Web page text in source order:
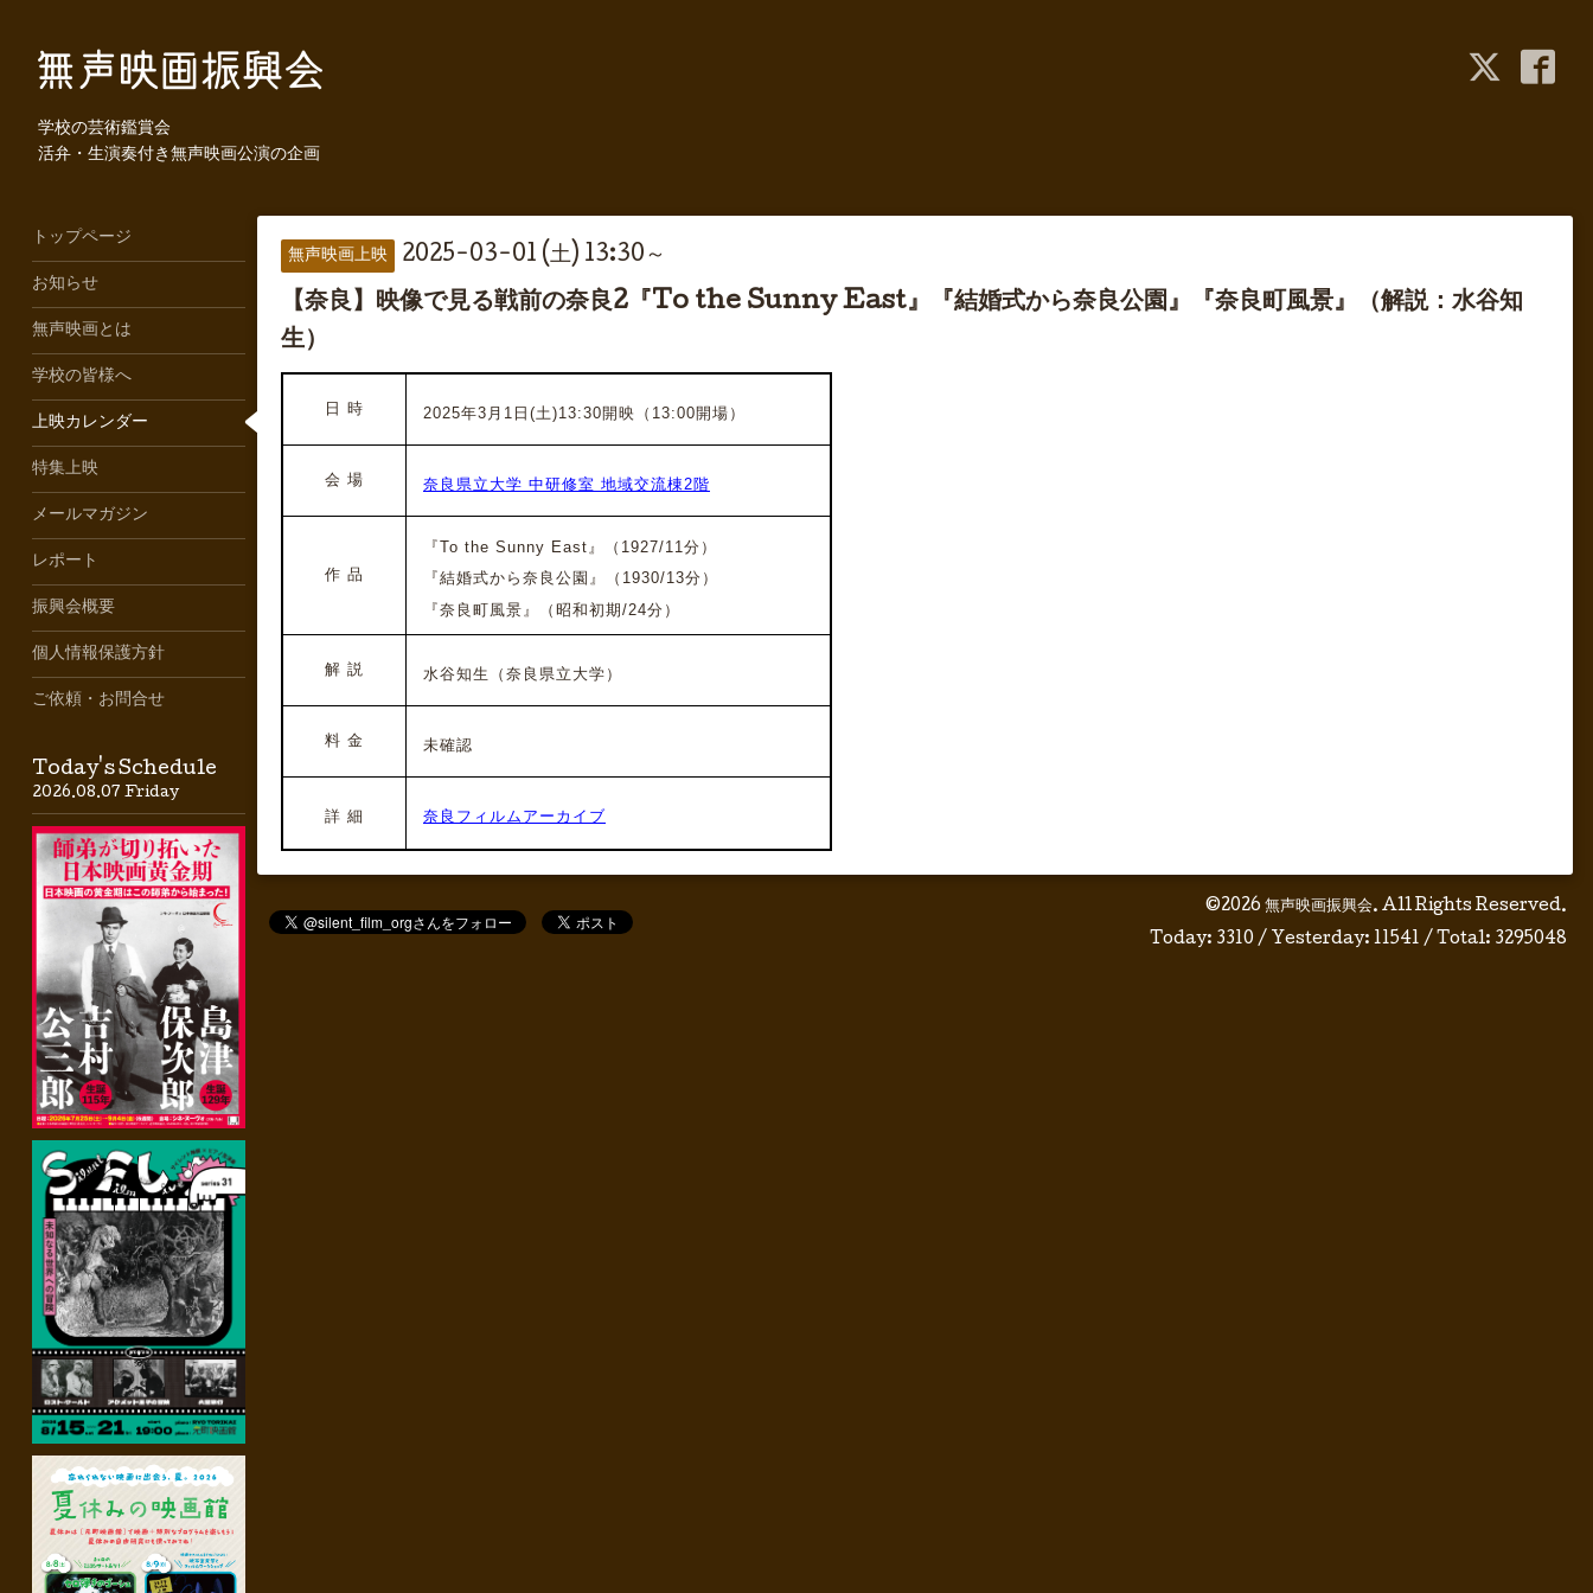
学校の芸術鑑賞会
活弁・生演奏付き無声映画公演の企画
無声映画上映 2025-03-01 (土) 13:30～
【奈良】映像で見る戦前の奈良2『To the Sunny East』『結婚式から奈良公園』『奈良町風景』（解説：水谷知
生）
日 時 2025年3月1日(土)13:30開映（13:00開場）
会 場 奈良県立大学 中研修室 地域交流棟2階
作 品
『To the Sunny East 』（1927/11分）
『結婚式から奈良公園』（1930/13分）
『奈良町風景』（昭和初期/24分）
解 説 水谷知生（奈良県立大学）
料 金 未確認
詳 細 奈良フィルムアーカイブ
©2026 無声映画振興会. All Rights Reserved.
Today: 3310 / Yesterday: 11541 / Total: 3295048
トップページ
お知らせ
無声映画とは
学校の皆様へ
上映カレンダー
特集上映
メールマガジン
レポート
振興会概要
個人情報保護方針
ご依頼・お問合せ
Today's Schedule
2026.08.07 Friday